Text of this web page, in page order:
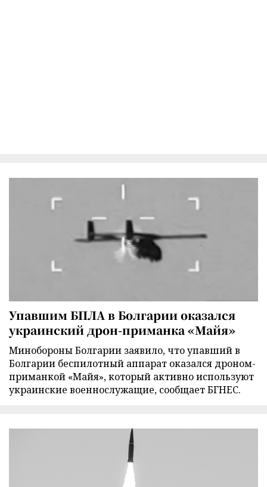
Упавшим БПЛА в Болгарии оказался
украинский дрон-приманка «Майя»
Минобороны Болгарии заявило, что упавший в
Болгарии беспилотный аппарат оказался дроном-
приманкой «Майя», который активно используют
украинские военнослужащие, сообщает БГНЕС.